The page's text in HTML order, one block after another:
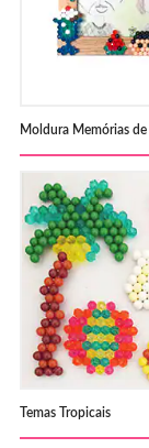
Moldura Memórias de
Temas Tropicais